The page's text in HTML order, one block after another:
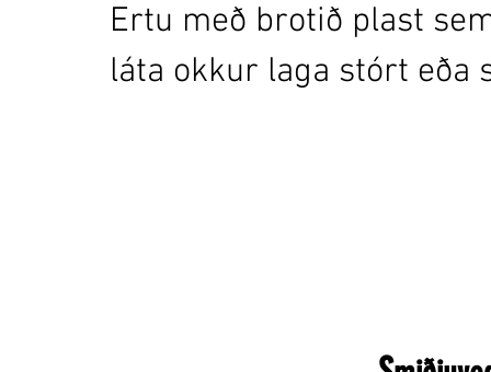
Ertu með brotið plast
láta okkur laga stórt eða